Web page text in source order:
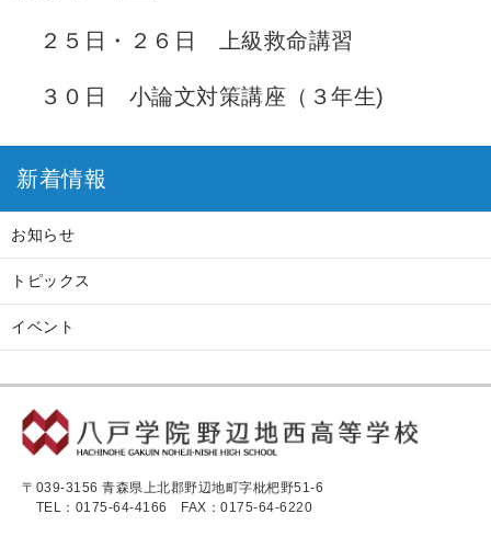
２５日・２６日 上級救命講習
３０日 小論文対策講座（３年生)
新着情報
お知らせ
トピックス
イベント
〒039-3156 青森県上北郡野辺地町字枇杷野51-6
TEL：0175-64-4166
FAX：0175-64-6220